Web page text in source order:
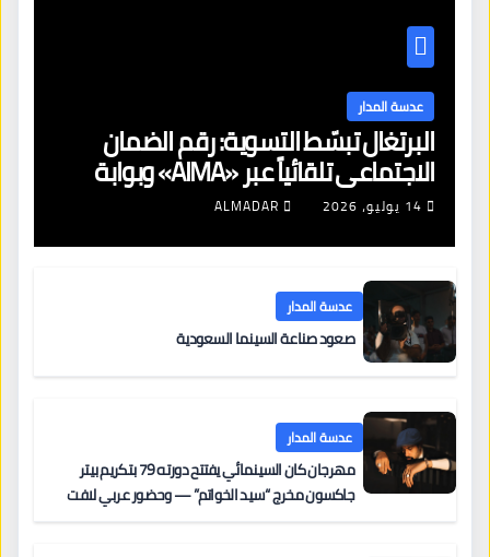
عدسة المدار
البرتغال تبسّط التسوية: رقم الضمان
الاجتماعي تلقائياً عبر «AIMA» وبوابة
جديدة لتجديد الإقامات
14 يوليو، 2026 ALMADAR
عدسة المدار
صعود صناعة السينما السعودية
عدسة المدار
مهرجان كان السينمائي يفتتح دورته 79 بتكريم بيتر
جاكسون مخرج “سيد الخواتم” — وحضور عربي لافت